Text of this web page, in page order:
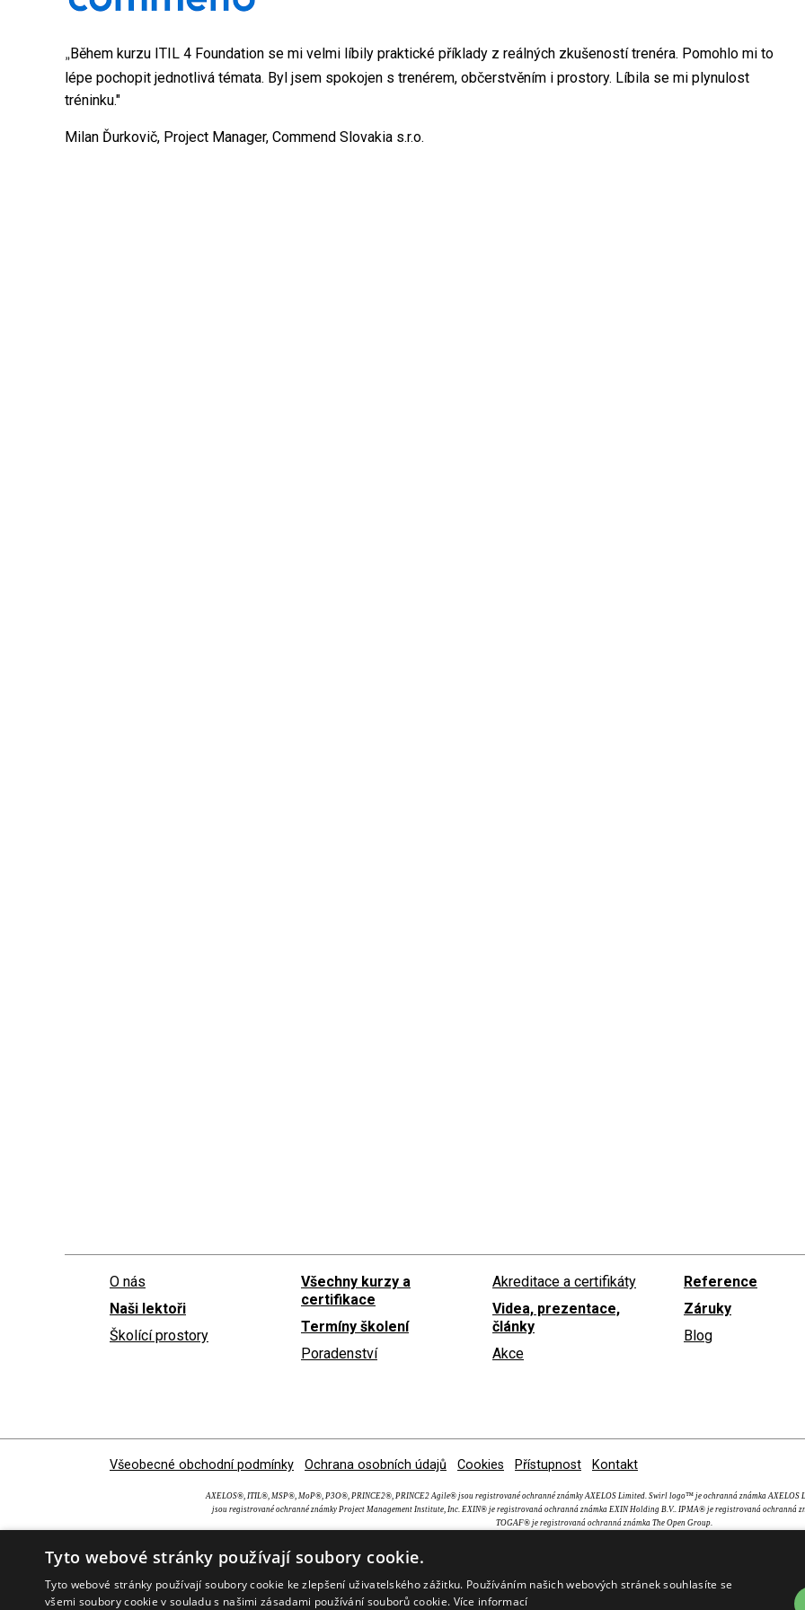
„Během kurzu ITIL 4 Foundation se mi velmi líbily praktické příklady z reálných zkušeností trenéra. Pomohlo mi to
lépe pochopit jednotlivá témata. Byl jsem spokojen s trenérem, občerstvěním i prostory. Líbila se mi plynulost
tréninku."
Milan Ďurkovič, Project Manager, Commend Slovakia s.r.o.
O nás
Naši lektoři
Školící prostory
Všechny kurzy a
certifikace
Termíny školení
Poradenství
Akreditace a certifikáty
Videa, prezentace,
články
Akce
Reference
Záruky
Blog
Všeobecné obchodní podmínky Ochrana osobních údajů Cookies Přístupnost Kontakt
AXELOS®, ITIL®, MSP®, MoP®, P3O®, PRINCE2®, PRINCE2 Agile® jsou registrované ochranné známky AXELOS Limited. Swirl logo™ je ochranná známka
jsou registrované ochranné známky Project Management Institute, Inc. EXIN® je registrovaná ochranná známka EXIN Holding B.V.. IPMA® je registrovaná ochranná
TOGAF® je registrovaná ochranná známka The Open Group.
Tyto webové stránky používají soubory cookie.
Tyto webové stránky používají soubory cookie ke zlepšení uživatelského zážitku. Používáním našich webových stránek souhlasíte se
všemi soubory cookie v souladu s našimi zásadami používání souborů cookie. Více informací